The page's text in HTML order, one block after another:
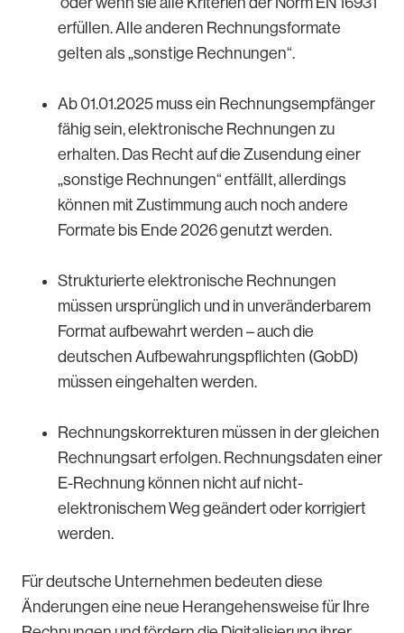
erfüllen. Alle anderen Rechnungsformate
gelten als „sonstige Rechnungen“.
Ab 01.01.2025 muss ein Rechnungsempfänger
fähig sein, elektronische Rechnungen zu
erhalten. Das Recht auf die Zusendung einer
„sonstige Rechnungen“ entfällt, allerdings
können mit Zustimmung auch noch andere
Formate bis Ende 2026 genutzt werden.
Strukturierte elektronische Rechnungen
müssen ursprünglich und in unveränderbarem
Format aufbewahrt werden – auch die
deutschen Aufbewahrungspflichten (GobD)
müssen eingehalten werden.
Rechnungskorrekturen müssen in der gleichen
Rechnungsart erfolgen. Rechnungsdaten einer
E-Rechnung können nicht auf nicht-
elektronischem Weg geändert oder korrigiert
werden.
Für deutsche Unternehmen bedeuten diese
Änderungen eine neue Herangehensweise für Ihre